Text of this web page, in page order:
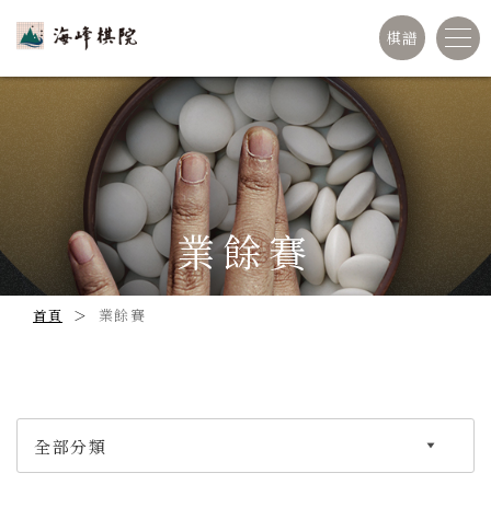
棋譜
業餘賽
首頁 業餘賽